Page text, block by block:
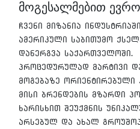
მოგესალმებით
ჩვენი მიზანია
ამერიკული საბითუმო
დანერგვა საქართველოში.
პროცედურულად მარტივი
მოგებაზე ორიენტირებული
მისი ბრენდების მზარდი
ხარისხით შეუქმნის
არსებულ და ახალ